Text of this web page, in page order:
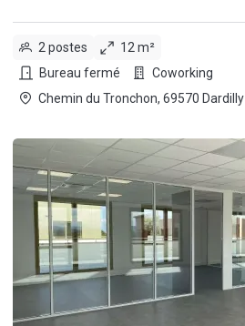
2 postes
12 m²
Bureau fermé
Coworking
Chemin du Tronchon, 69570 Dardilly